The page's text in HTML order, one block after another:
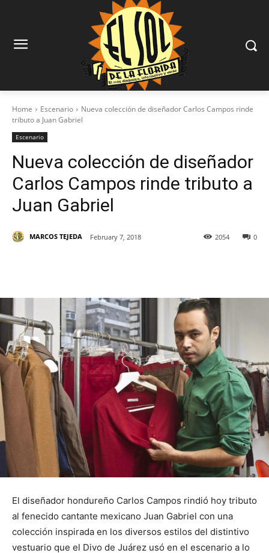
Home Escenario
Nueva colección de diseñador Carlos Campos rinde
tributo a Juan Gabriel
Escenario
Nueva colección de diseñador
Carlos Campos rinde tributo a
Juan Gabriel
MARCOS TEJEDA February 7, 2018 0
2054
El diseñador hondureño Carlos Campos rindió hoy tributo
al fenecido cantante mexicano Juan Gabriel con una
colección inspirada en los diversos estilos del distintivo
vestuario que el Divo de Juárez usó en el escenario a lo